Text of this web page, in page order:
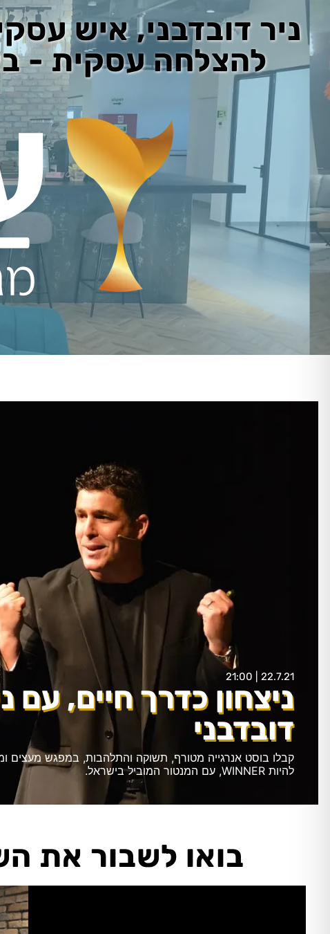
ניר דובדבני, איש
להצלחה עסקית -
22.7.21 | 21:00
ניצחון כדרך חיים, עם
דובדבני
קבלו בוסט אנרגייה מטורף, תשוקה והתלהבות, במפגש מעצים
להיות WINNER, עם המנטור המוביל בישראל.
בואו לשבור את